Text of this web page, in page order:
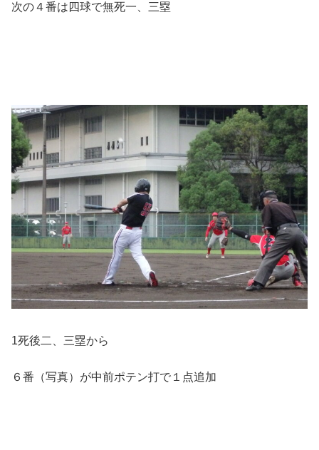
次の４番は四球で無死一、三塁
1死後二、三塁から
６番（写真）が中前ポテン打で１点追加